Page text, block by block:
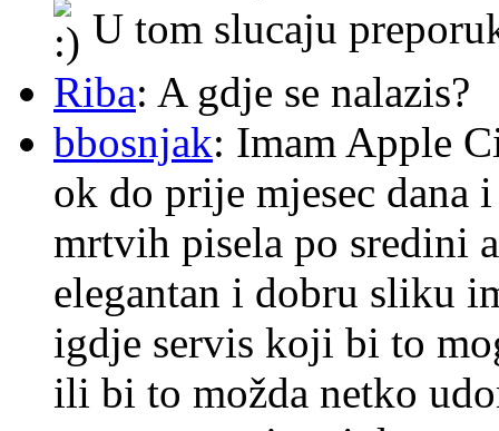
U tom slucaju
Riba: A gdje se nalazis?
bbosnjak: Imam Apple
ok do prije mjesec dana
mrtvih pisela po sredini
elegantan i dobru sliku
igdje servis koji bi to
ili bi to možda netko